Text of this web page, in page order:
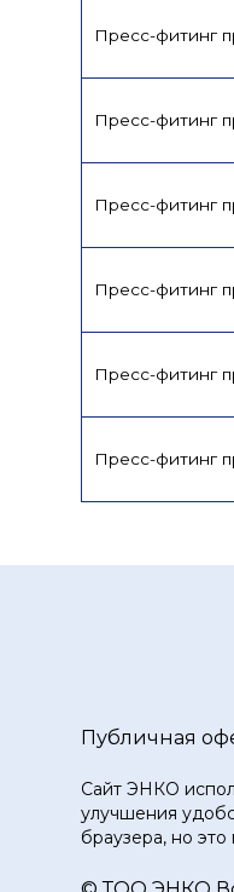
Пресс-фитинг
Пресс-фитинг
Пресс-фитинг
Пресс-фитинг
Пресс-фитинг
Пресс-фитинг
Публичная
Сайт ЭНКО
улучшения
браузера, но это